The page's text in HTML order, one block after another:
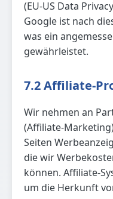
(EU-US Data
Google ist nach
was ein
gewährleistet.
7.2 Affiliate-
Wir nehmen an
(Affiliate-
Seiten
die wir
können. Affiliate-
um die Herkunft